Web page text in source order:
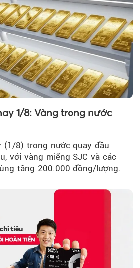
1/8: Vàng trong nước
(1/8) trong nước quay đầu
với vàng miếng SJC và các
tăng 200.000 đồng/lượng.